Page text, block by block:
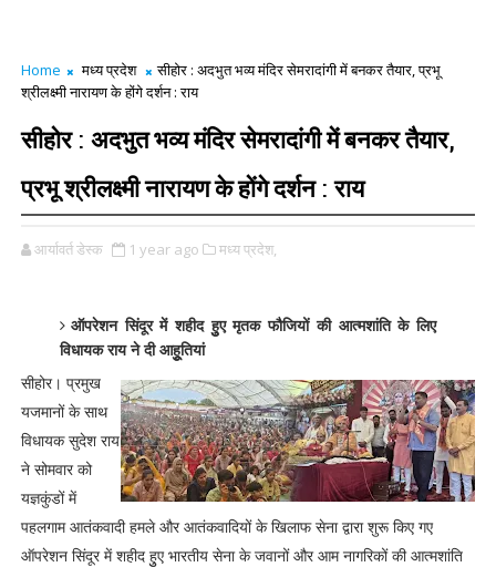
Home मध्य प्रदेश
सीहोर : अदभुत भव्य मंदिर सेमरादांगी में बनकर तैयार, प्रभू
श्रीलक्ष्मी नारायण के होंगे दर्शन : राय
सीहोर : अदभुत भव्य मंदिर सेमरादांगी में बनकर तैयार,
प्रभू श्रीलक्ष्मी नारायण के होंगे दर्शन : राय
आर्यावर्त डेस्क 1 year ago मध्य प्रदेश,
ऑपरेशन सिंदूर में शहीद हुुए मृतक फौजियों की आत्मशांति के लिए
विधायक राय ने दी आहुूतियां
सीहोर। प्रमुख
यजमानों के साथ
विधायक सुदेश राय
ने सोमवार को
यज्ञकुंडों में
पहलगाम आतंकवादी हमले और आतंकवादियों के खिलाफ सेना द्वारा शुरू किए गए
ऑपरेशन सिंदूर में शहीद हुुए भारतीय सेना के जवानों और आम नागरिकों की आत्मशांति